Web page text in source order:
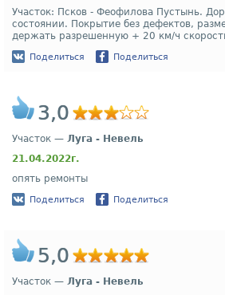
Участок: Псков - Феофилова Пустынь.
состоянии. Покрытие без дефектов,
держать разрешенную + 20 км/ч
Поделиться Поделиться
3,0
Участок — Луга - Невель
21.04.2022г.
опять ремонты
Поделиться Поделиться
5,0
Участок — Луга - Невель